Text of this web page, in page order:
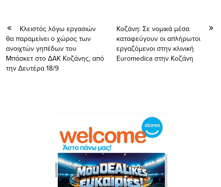
Κλειστός λόγω εργασιών
θα παραμείνει ο χώρος των
ανοιχτών γηπέδων του
Μπάσκετ στο ΔΑΚ Κοζάνης, από
την Δευτέρα 18/9
Κοζάνη: Σε νομικά μέσα
καταφεύγουν οι απλήρωτοι
εργαζόμενοι στην κλινική
Euromedica στην Κοζάνη